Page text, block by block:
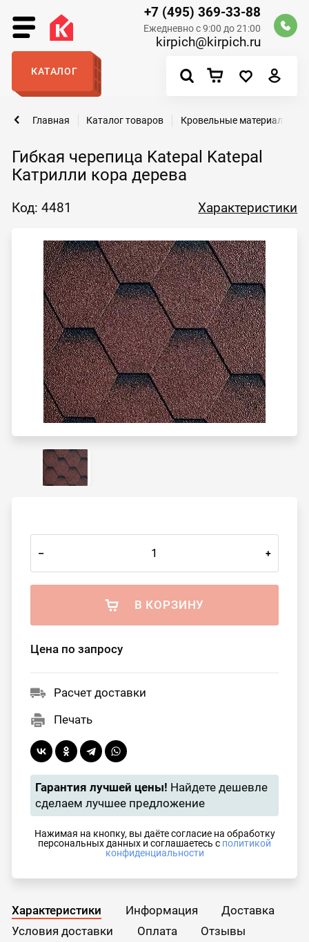
+7 (495) 369-33-88
Ежедневно с 9:00 до 21:00
kirpich@kirpich.ru
КАТАЛОГ
Гибкая черепица Katepal Katepal
Катрилли кора дерева
Главная Каталог товаров Кровельные материалы
Код: 4481 Характеристики
– +
В КОРЗИНУ
Цена по запросу
Расчет доставки
Печать
Гарантия лучшей цены! Найдете дешевле
сделаем лучшее предложение
Нажимая на кнопку, вы даёте согласие на обработку
персональных данных и соглашаетесь с политикой
конфиденциальности
Характеристики Информация
Доставка
Условия доставки
Оплата Отзывы